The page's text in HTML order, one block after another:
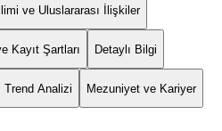
ve Uluslararası İlişkiler
Kayıt Şartları Detaylı Bilgi
Trend Analizi Mezuniyet ve Kariyer